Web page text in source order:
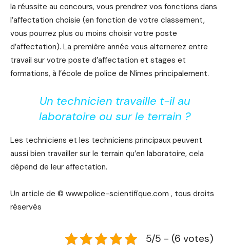
la réussite au concours, vous prendrez vos fonctions dans
l’affectation choisie (en fonction de votre classement,
vous pourrez plus ou moins choisir votre poste
d’affectation). La première année vous alternerez entre
travail sur votre poste d’affectation et stages et
formations, à l’école de police de Nîmes principalement.
Un technicien travaille t-il au
laboratoire ou sur le terrain ?
Les techniciens et les techniciens principaux peuvent
aussi bien travailler sur le terrain qu’en laboratoire, cela
dépend de leur affectation.
Un article de © www.police-scientifique.com , tous droits
réservés
5/5 - (6 votes)